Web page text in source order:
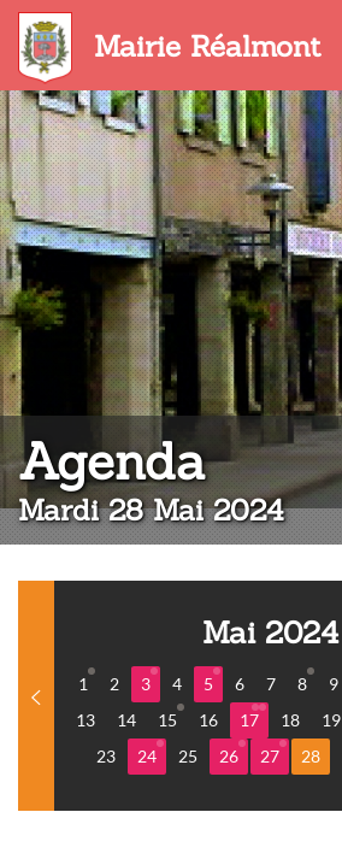
Aller
contenu
principal
Mairie Réalmont
Agenda:
Mardi 28 Mai 2024
Mai 2024
1 2 3 4 5 6 7 8 9
13
14 15 16 17 18 19
23
24 25 26 27 28